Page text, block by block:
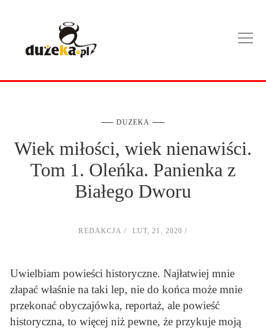
DUZEKA
Wiek miłości, wiek nienawiści.
Tom 1. Oleńka. Panienka z
Białego Dworu
REDAKCJA LUT, 21, 2020
Uwielbiam powieści historyczne. Najłatwiej mnie
złapać właśnie na taki lep, nie do końca może mnie
przekonać obyczajówka, reportaż, ale powieść
historyczna, to więcej niż pewne, że przykuje moją